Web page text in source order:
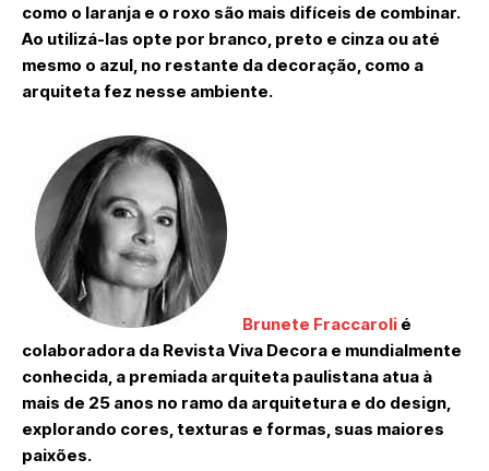
como o laranja e o roxo são mais difíceis de combinar.
Ao utilizá-las opte por branco, preto e cinza ou até
mesmo o azul, no restante da decoração, como a
arquiteta fez nesse ambiente.
Brunete Fraccaroli é
colaboradora da Revista Viva Decora e mundialmente
conhecida, a premiada arquiteta paulistana atua à
mais de 25 anos no ramo da arquitetura e do design,
explorando cores, texturas e formas, suas maiores
paixões.